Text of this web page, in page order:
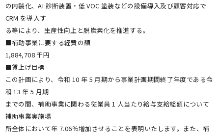
の内製化、AI 診断装置・低 VOC 塗装などの設備導入及び顧客対応で
CRM を導入す
る等により、生産性向上と脱炭素化を推進する。
■補助事業に要する経費の額
1,884,708 千円
■賃上げ目標
この計画により、令和 10 年 5 月期から事業計画期間終了年度である令
和 13 年 5 月期
までの間、補助事業に関わる従業員 1 人当たり給与支給総額について
補助事業実施場
所全体において年 7.06％増加させることを表明いたします。また、補